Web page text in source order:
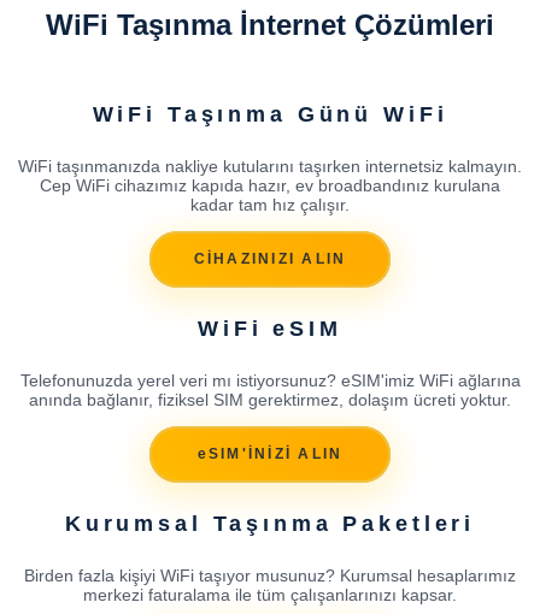
WiFi Taşınma İnternet Çözümleri
WiFi Taşınma Günü WiFi
WiFi taşınmanızda nakliye kutularını taşırken internetsiz kalmayın.
Cep WiFi cihazımız kapıda hazır, ev broadbandınız kurulana
kadar tam hız çalışır.
CİHAZINIZI ALIN
WiFi eSIM
Telefonunuzda yerel veri mı istiyorsunuz? eSIM'imiz WiFi ağlarına
anında bağlanır, fiziksel SIM gerektirmez, dolaşım ücreti yoktur.
eSIM'İNİZİ ALIN
Kurumsal Taşınma Paketleri
Birden fazla kişiyi WiFi taşıyor musunuz? Kurumsal hesaplarımız
merkezi faturalama ile tüm çalışanlarınızı kapsar.